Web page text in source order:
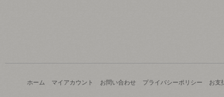
ホーム マイアカウント お問い合わせ プライバシーポリシー お支